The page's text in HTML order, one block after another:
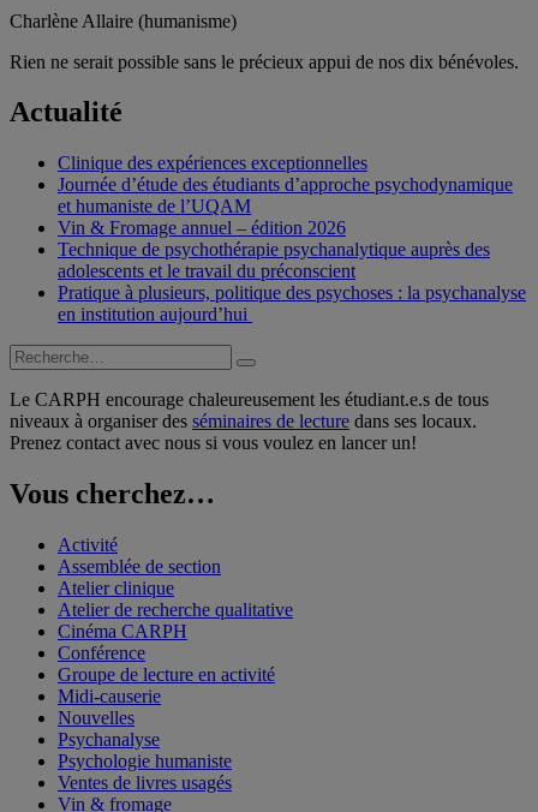
Charlène Allaire (humanisme)
Rien ne serait possible sans le précieux appui de nos dix bénévoles.
Actualité
Clinique des expériences exceptionnelles
Journée d’étude des étudiants d’approche psychodynamique
et humaniste de l’UQAM
Vin & Fromage annuel – édition 2026
Technique de psychothérapie psychanalytique auprès des
adolescents et le travail du préconscient
Pratique à plusieurs, politique des psychoses : la psychanalyse
en institution aujourd’hui
Recherche
pour :
Recherche
Le CARPH encourage chaleureusement les étudiant.e.s de tous
niveaux à organiser des séminaires de lecture dans ses locaux.
Prenez contact avec nous si vous voulez en lancer un!
Vous cherchez…
Activité
Assemblée de section
Atelier clinique
Atelier de recherche qualitative
Cinéma CARPH
Conférence
Groupe de lecture en activité
Midi-causerie
Nouvelles
Psychanalyse
Psychologie humaniste
Ventes de livres usagés
Vin & fromage